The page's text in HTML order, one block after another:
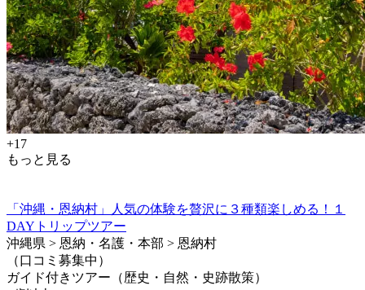
+17
もっと見る
「沖縄・恩納村」人気の体験を贅沢に３種類楽しめる！１
DAYトリップツアー
沖縄県 > 恩納・名護・本部 > 恩納村
（口コミ募集中）
ガイド付きツアー（歴史・自然・史跡散策）